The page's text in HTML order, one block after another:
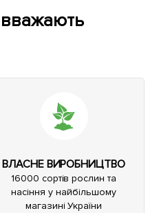
ВЛАСНЕ ВИРОБНИЦТВО
16000 сортів рослин та
насіння у найбільшому
магазині України